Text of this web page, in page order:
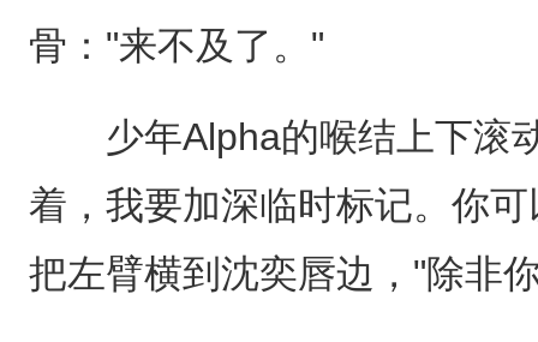
骨："来不及了。"
少年Alpha的喉结上下滚
着，我要加深临时标记。你
把左臂横到沈奕唇边，"除非